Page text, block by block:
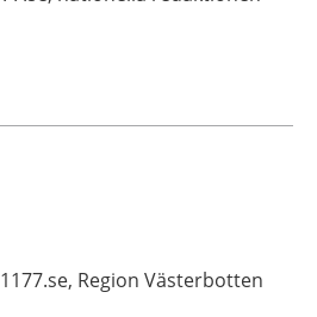
1177.se, Region Västerbotten